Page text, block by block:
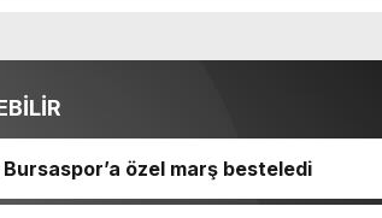
özel marş besteledi